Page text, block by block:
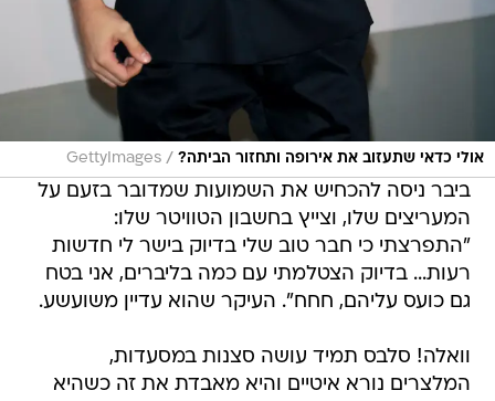
אולי כדאי שתעזוב את אירופה ותחזור הביתה? /
GettyImages
ביבר ניסה להכחיש את השמועות שמדובר בזעם על
המעריצים שלו, וצייץ בחשבון הטוויטר שלו:
"התפרצתי כי חבר טוב שלי בדיוק בישר לי חדשות
רעות... בדיוק הצטלמתי עם כמה בליברים, אני בטח
גם כועס עליהם, חחח". העיקר שהוא עדיין משועשע.
וואלה! סלבס תמיד עושה סצנות במסעדות,
המלצרים נורא איטיים והיא מאבדת את זה כשהיא